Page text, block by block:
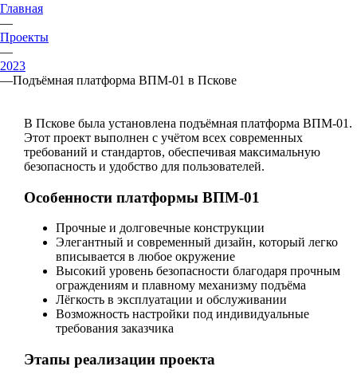
Главная
—
Проекты
—
2023
—Подъёмная платформа ВПМ-01 в Пскове
В Пскове была установлена подъёмная платформа ВПМ-01.
Этот проект выполнен с учётом всех современных
требований и стандартов, обеспечивая максимальную
безопасность и удобство для пользователей.
Особенности платформы ВПМ-01
Прочные и долговечные конструкции
Элегантный и современный дизайн, который легко
вписывается в любое окружение
Высокий уровень безопасности благодаря прочным
ограждениям и плавному механизму подъёма
Лёгкость в эксплуатации и обслуживании
Возможность настройки под индивидуальные
требования заказчика
Этапы реализации проекта